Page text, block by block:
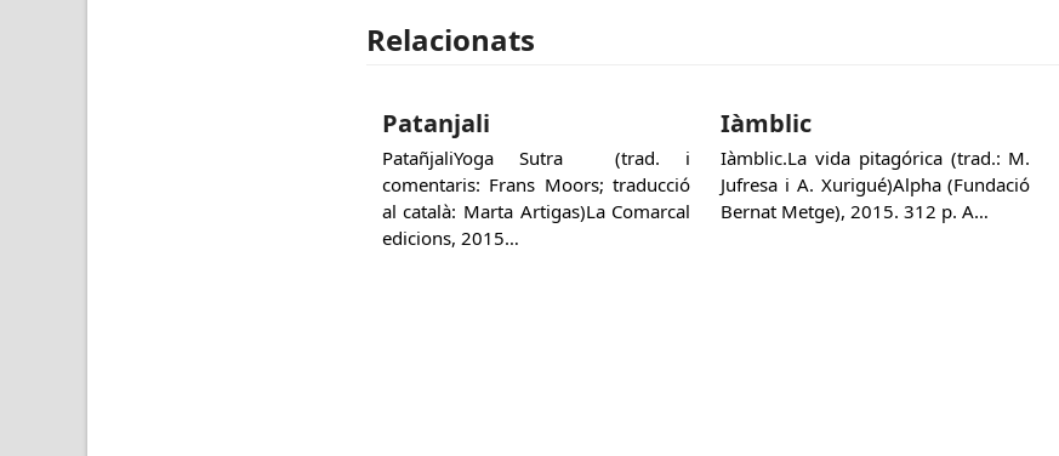
Relacionats
Patanjali
PatañjaliYoga Sutra (trad. i
comentaris: Frans Moors; traducció
al català: Marta Artigas)La Comarcal
edicions, 2015…
Iàmblic
Iàmblic.La vida pitagórica (trad.: M.
Jufresa i A. Xurigué)Alpha (Fundació
Bernat Metge), 2015. 312 p. A…